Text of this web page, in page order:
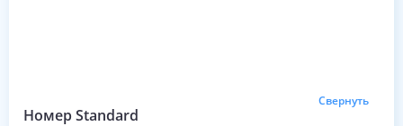
Номер Standard
Свернуть